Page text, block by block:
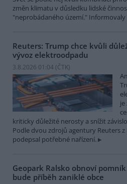
změn klimatu v důsledku lidské
"neprobádaného území." Informovaly
Reuters: Trump chce kvůli
vývoz elektroodpadu
3.8.2026 01:04 (ČTK)
kriticky důležité nerosty a snížit
Podle dvou zdrojů agentury Reuters
podepsal potřebné nařízení.
Geopark Ralsko obnoví
bude příběh zaniklé obce